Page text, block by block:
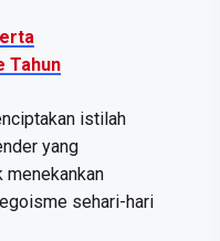
Tahun
istilah
yang
menekankan
sehari-hari